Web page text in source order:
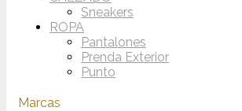
Sneakers
ROPA
Pantalones
Prenda Exterior
Punto
Marcas